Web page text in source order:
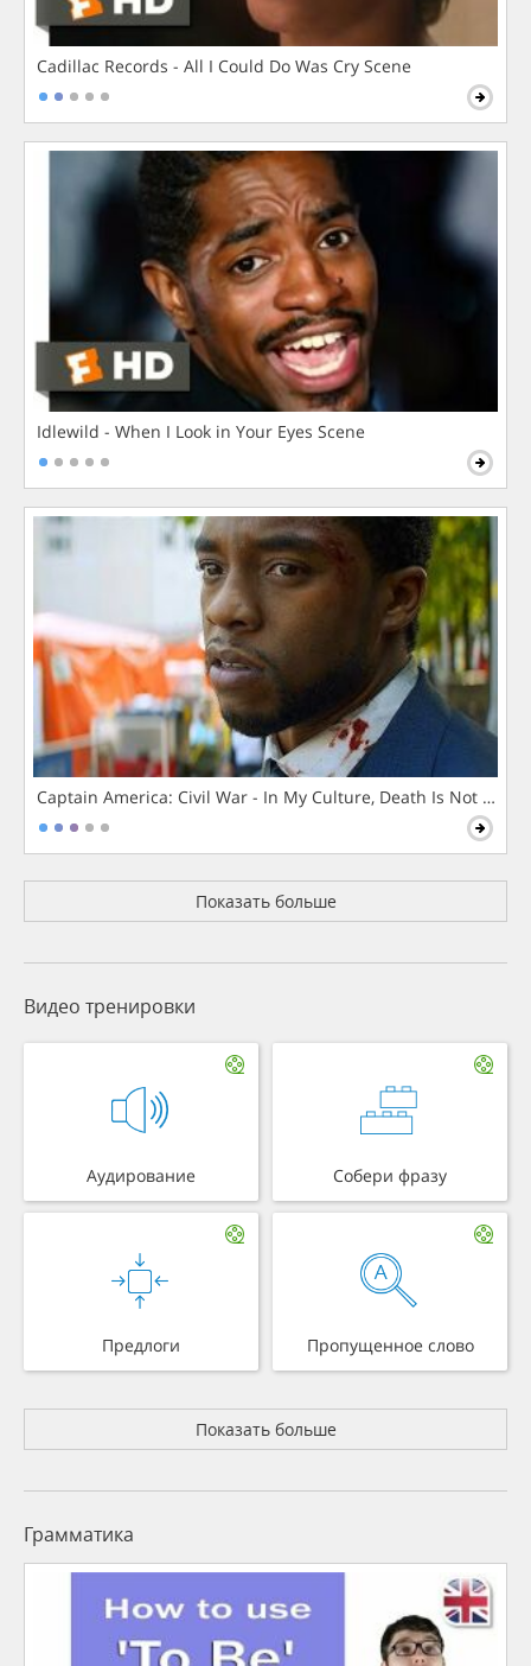
Cadillac Records - All I Could Do Was Cry Scene
Idlewild - When I Look in Your Eyes Scene
Captain America: Civil War - In My Culture, Death Is Not The
Показать больше
Видео тренировки
Аудирование Собери фразу
Предлоги Пропущенное слово
Показать больше
Грамматика